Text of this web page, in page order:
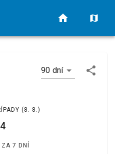
90 dní
(8. 8.)
4
7 DNÍ